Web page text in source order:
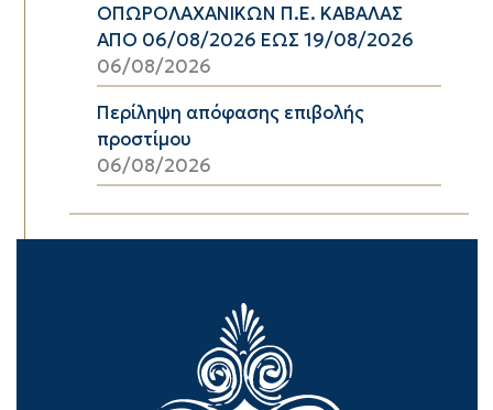
ΟΠΩΡΟΛΑΧΑΝΙΚΩΝ Π.Ε. ΚΑΒΑΛΑΣ
ΑΠΟ 06/08/2026 ΕΩΣ 19/08/2026
06/08/2026
Περίληψη απόφασης επιβολής
προστίμου
06/08/2026